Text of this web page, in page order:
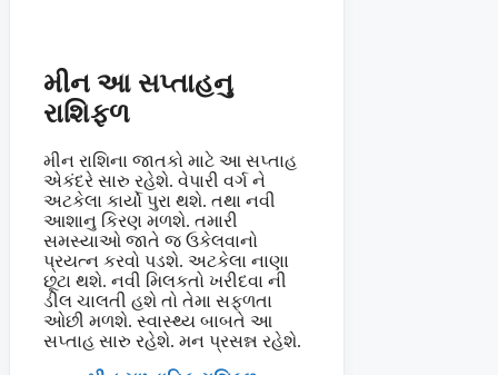
મીન આ સપ્તાહનુ
રાશિફળ
મીન રાશિના જાતકો માટે આ સપ્તાહ
એકંદરે સારુ રહેશે. વેપારી વર્ગ ને
અટકેલા કાર્યો પુરા થશે. તથા નવી
આશાનુ કિરણ મળશે. તમારી
સમસ્યાઓ જાતે જ ઉકેલવાનો
પ્રયત્ન કરવો પડશે. અટકેલા નાણા
છૂટા થશે. નવી મિલકતો ખરીદવા ની
ડીલ ચાલતી હશે તો તેમા સફળતા
ઓછી મળશે. સ્વાસ્થ્ય બાબતે આ
સપ્તાહ સારુ રહેશે. મન પ્રસન્ન રહેશે.